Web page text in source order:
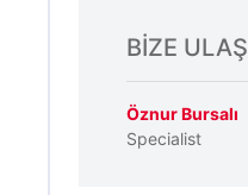
BIZE
Öznur Bursalı
Specialist